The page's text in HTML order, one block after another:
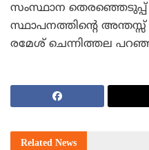
സംസ്ഥാന
സ്ഥാപനത്തിന്റെ
രമേശ്‌ ചെന്നിത്തല
Related News